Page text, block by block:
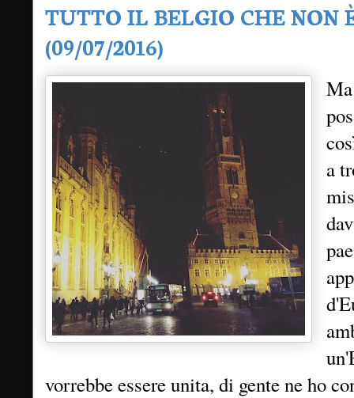
TUTTO IL BELGIO CHE NON
(09/07/2016)
a
vorrebbe essere unita, di gente ne ho